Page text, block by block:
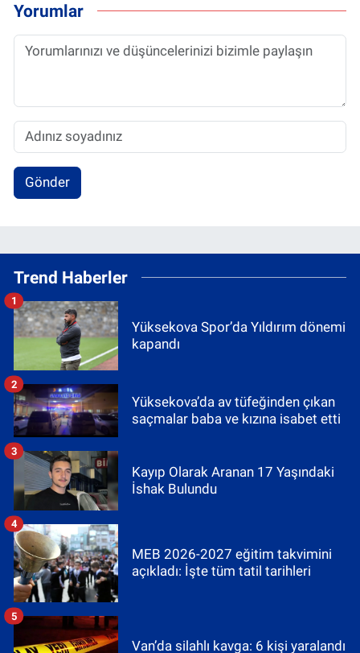
Yorumlar
Gönder
Trend Haberler
Yüksekova Spor’da Yıldırım dönemi
kapandı
1
Yüksekova’da av tüfeğinden çıkan
saçmalar baba ve kızına isabet etti
2
Kayıp Olarak Aranan 17 Yaşındaki
İshak Bulundu
3
MEB 2026-2027 eğitim takvimini
açıkladı: İşte tüm tatil tarihleri
4
Van’da silahlı kavga: 6 kişi yaralandı
5